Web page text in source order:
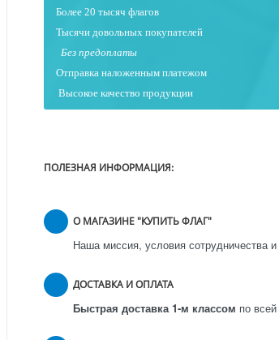
Более 20 тысяч флагов
Тысячи довольных покупателей
Без предоплаты
Отправка наложенным платежом
Высокое качество продукции
ПОЛЕЗНАЯ ИНФОРМАЦИЯ:
О МАГАЗИНЕ "КУПИТЬ ФЛАГ"
Наша миссия, условия сотрудничества
ДОСТАВКА И ОПЛАТА
Быстрая доставка 1-м классом по